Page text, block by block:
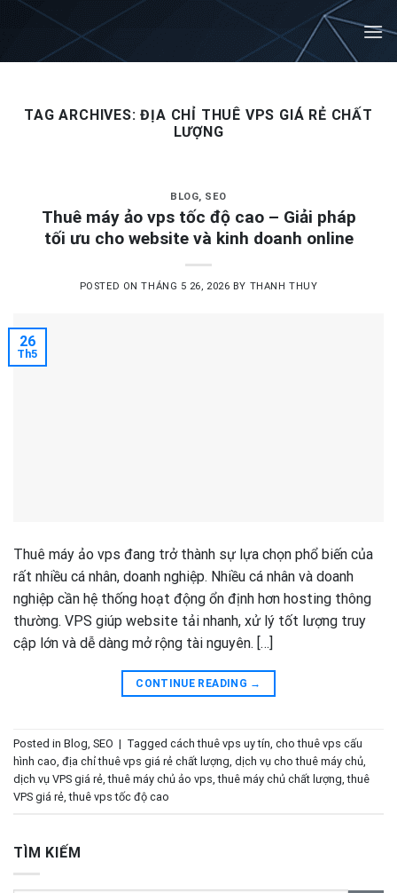
Skip
content
TAG ARCHIVES:ĐỊA CHỈ THUÊ VPS GIÁ RẺ CHẤT
LƯỢNG
BLOG, SEO
Thuê máy ảo vps tốc độ cao – Giải pháp
tối ưu cho website và kinh doanh online
POSTED ONTHÁNG 5 26, 2026 BY THANH THUY
26
Th5
Thuê máy ảo vps đang trở thành sự lựa chọn phổ biến của
rất nhiều cá nhân, doanh nghiệp. Nhiều cá nhân và doanh
nghiệp cần hệ thống hoạt động ổn định hơn hosting thông
thường. VPS giúp website tải nhanh, xử lý tốt lượng truy
cập lớn và dễ dàng mở rộng tài nguyên. […]
CONTINUE READING →
Posted in Blog, SEO | Tagged cách thuê vps uy tín, cho thuê vps cấu
hình cao, địa chỉ thuê vps giá rẻ chất lượng, dịch vụ cho thuê máy chủ,
dịch vụ VPS giá rẻ,thuê máy chủ ảo vps,thuê máy chủ chất lượng,thuê
VPS giá rẻ,thuê vps tốc độ cao
TÌM KIẾM